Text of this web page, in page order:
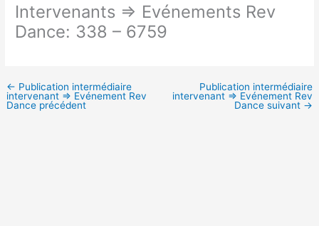
Intervenants => Evénements Rev
Dance: 338 – 6759
← Publication intermédiaire
intervenant => Evénement Rev
Dance précédent
Publication intermédiaire
intervenant => Evénement Rev
Dance suivant →